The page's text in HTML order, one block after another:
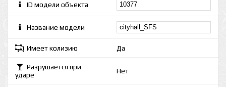
ID модели объекта
Название модели
Имеет колизию Да
Разрушается при
ударе
Нет